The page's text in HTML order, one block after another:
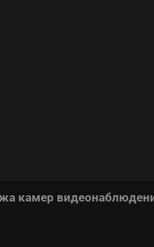
камер